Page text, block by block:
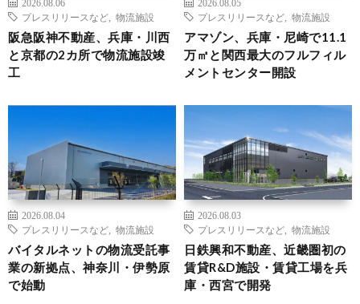
2026.08.06
プレスリリースなど
物流施設
阪急阪神不動産、兵庫・川西
と京都の2カ所で物流施設竣
工
2026.08.05
プレスリリースなど
物流施設
アマゾン、兵庫・尼崎で11.1
万㎡と関西最大のフルフィル
メントセンター開設
2026.08.04
プレスリリースなど
物流施設
バイタルネットの物流受託事
業の新拠点、神奈川・伊勢原
で始動
2026.08.03
プレスリリースなど
物流施設
日鉄興和不動産、近畿圏初の
賃貸R&D施設・賃貸工場を兵
庫・西宮で開発